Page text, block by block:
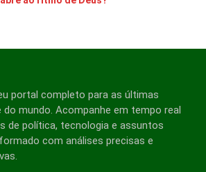
portal completo para as últimas
do mundo. Acompanhe em tempo real
de política, tecnologia e assuntos
com análises precisas e